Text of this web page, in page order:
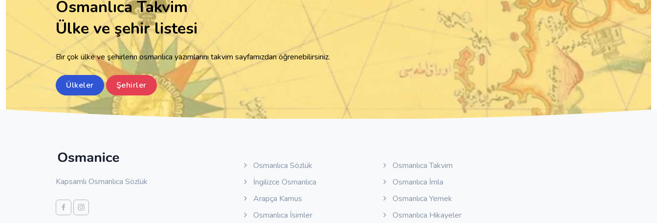
Osmanlıca Takvim
Ülke ve şehir listesi
Bir çok ülke ve şehirlerin osmanlıca yazımlarını takvim sayfamızdan öğrenebilirsiniz.
Ülkeler Şehirler
Kapsamlı Osmanlıca Sözlük
Osmanlıca Sözlük
İngilizce Osmanlıca
Arapça Kamus
Osmanlıca İsimler
Osmanlıca Takvim
Osmanlıca İmla
Osmanlıca Yemek
Osmanlıca Hikayeler